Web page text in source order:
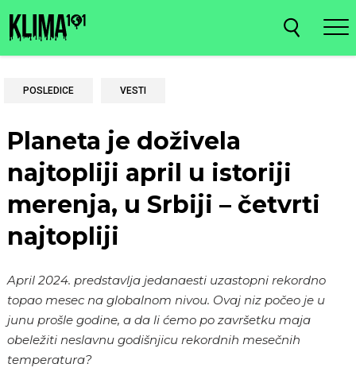
POSLEDICE VESTI
Planeta je doživela
najtopliji april u istoriji
merenja, u Srbiji – četvrti
najtopliji
April 2024. predstavlja jedanaesti uzastopni rekordno
topao mesec na globalnom nivou. Ovaj niz počeo je u
junu prošle godine, a da li ćemo po završetku maja
obeležiti neslavnu godišnjicu rekordnih mesečnih
temperatura?